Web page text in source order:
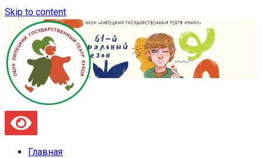
Skip to content
Главная